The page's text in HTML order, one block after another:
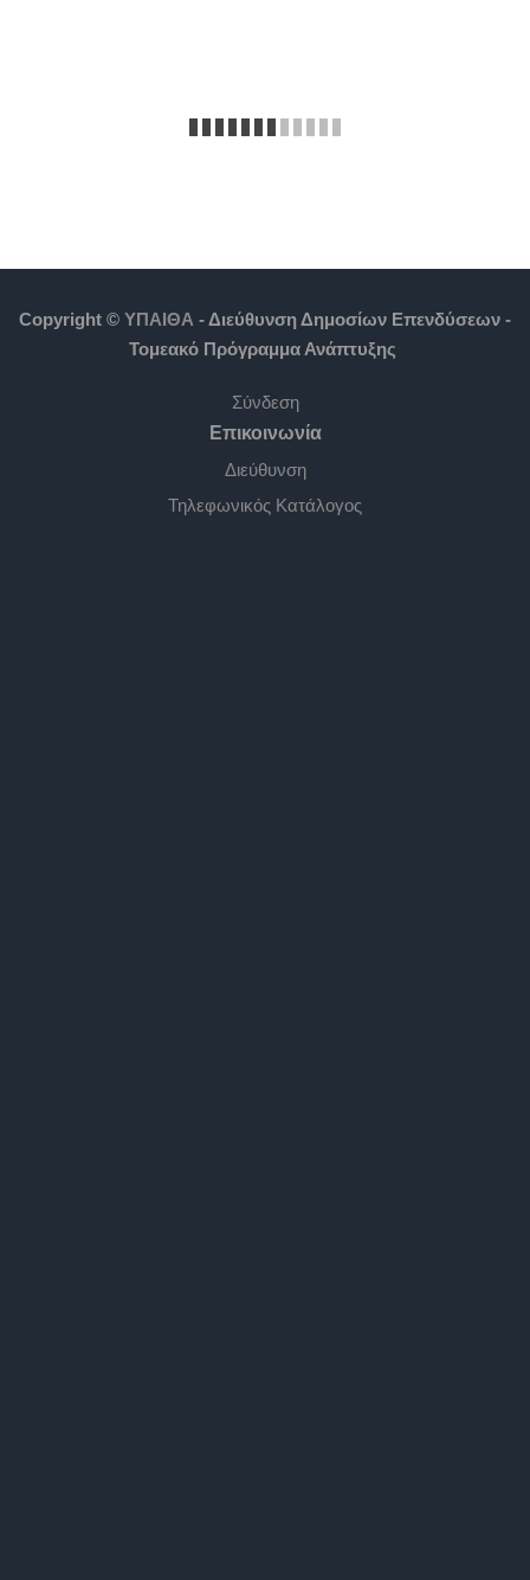
Copyright © ΥΠΑΙΘΑ - Διεύθυνση Δημοσίων Επενδύσεων -
Τομεακό Πρόγραμμα Ανάπτυξης
Σύνδεση
Επικοινωνία
Διεύθυνση
Τηλεφωνικός Κατάλογος